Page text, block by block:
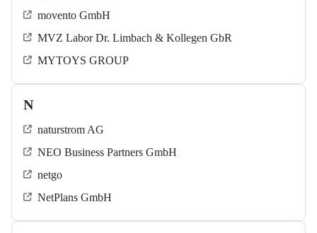
movento GmbH
MVZ Labor Dr. Limbach & Kollegen GbR
MYTOYS GROUP
N
naturstrom AG
NEO Business Partners GmbH
netgo
NetPlans GmbH